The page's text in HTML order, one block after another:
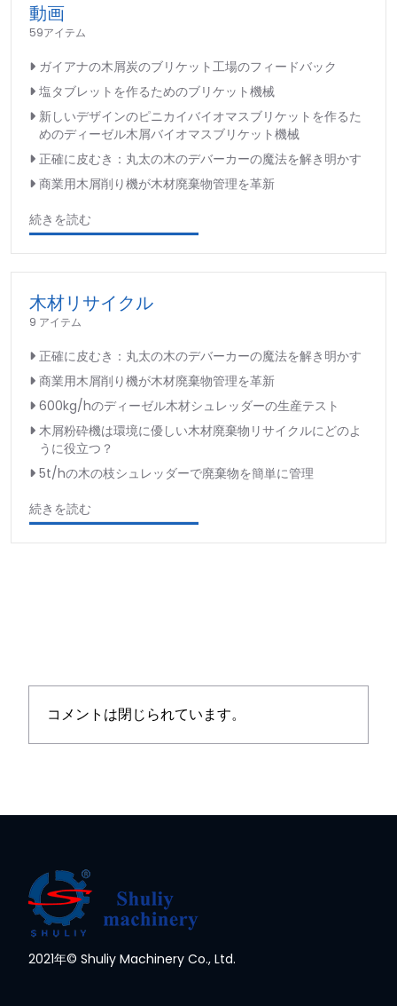
動画
59アイテム
ガイアナの木屑炭のブリケット工場のフィードバック
塩タブレットを作るためのブリケット機械
新しいデザインのピニカイバイオマスブリケットを作るた
めのディーゼル木屑バイオマスブリケット機械
正確に皮むき：丸太の木のデバーカーの魔法を解き明かす
商業用木屑削り機が木材廃棄物管理を革新
続きを読む
木材リサイクル
9 アイテム
正確に皮むき：丸太の木のデバーカーの魔法を解き明かす
商業用木屑削り機が木材廃棄物管理を革新
600kg/hのディーゼル木材シュレッダーの生産テスト
木屑粉砕機は環境に優しい木材廃棄物リサイクルにどのよ
うに役立つ？
5t/hの木の枝シュレッダーで廃棄物を簡単に管理
続きを読む
コメントは閉じられています。
2021年© Shuliy Machinery Co., Ltd.